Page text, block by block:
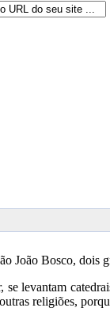
João Bosco, dois
se levantam
religiões,